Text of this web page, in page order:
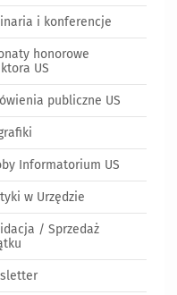
i konferencje
honorowe
US
publiczne US
Informatorium US
w Urzędzie
/ Sprzedaż